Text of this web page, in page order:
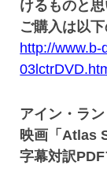
けるものと
ご購入は以
http://
アイン・ラ
映画「Atlas
字幕対訳